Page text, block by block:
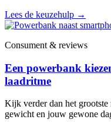
Lees de keuzehulp →
Consument & reviews
Een powerbank
laadritme
Kijk verder dan het
gewicht en jouw gewone